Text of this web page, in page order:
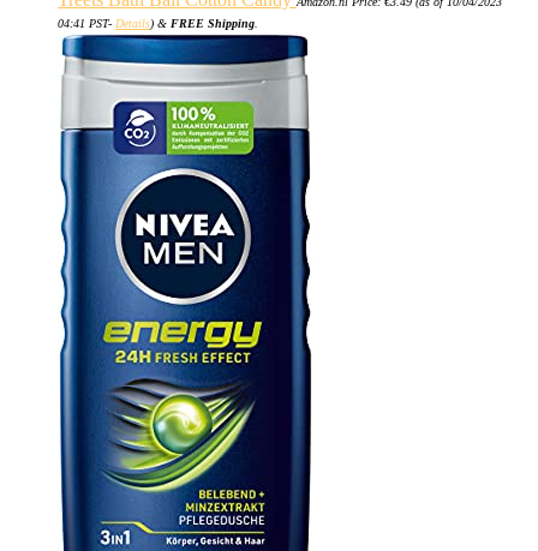
04:41 PST- Details) & FREE Shipping